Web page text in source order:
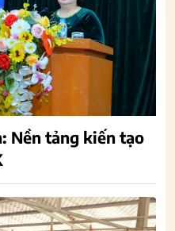
Nền tảng kiến tạo